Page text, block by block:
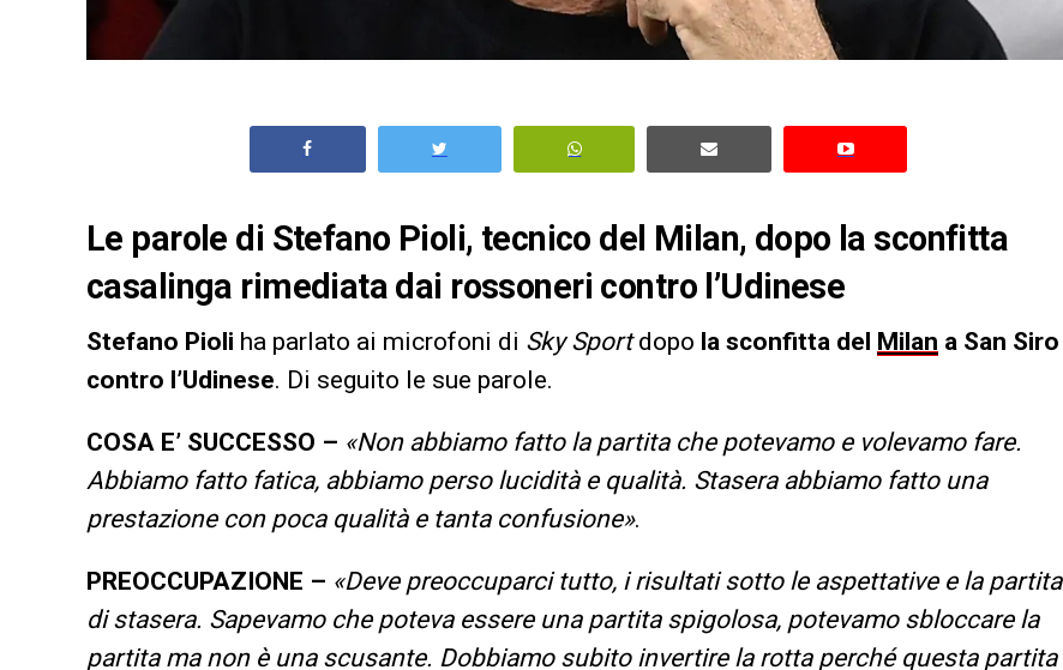
Le parole di Stefano Pioli, tecnico del Milan, dopo la sconfitta
casalinga rimediata dai rossoneri contro l’Udinese
Stefano Pioli ha parlato ai microfoni di Sky Sportdopo la sconfitta del Milan a San Siro
contro l’Udinese. Di seguito le sue parole.
COSA E’ SUCCESSO – «Non abbiamo fatto la partita che potevamo e volevamo fare.
Abbiamo fatto fatica, abbiamo perso lucidità e qualità. Stasera abbiamo fatto una
prestazione con poca qualità e tanta confusione».
PREOCCUPAZIONE – «Deve preoccuparci tutto, i risultati sotto le aspettative e la partita
di stasera. Sapevamo che poteva essere una partita spigolosa, potevamo sbloccare la
partita ma non è una scusante. Dobbiamo subito invertire la rotta perché questa partita